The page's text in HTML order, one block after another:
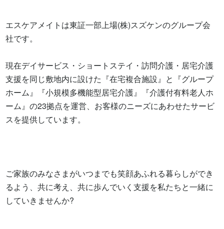
エスケアメイトは東証一部上場(株)スズケンのグループ会
社です。
現在デイサービス・ショートステイ・訪問介護・居宅介護
支援を同じ敷地内に設けた『在宅複合施設』と『グループ
ホーム』『小規模多機能型居宅介護』『介護付有料老人ホ
ーム』の23拠点を運営、お客様のニーズにあわせたサービ
スを提供しています。
ご家族のみなさまがいつまでも笑顔あふれる暮らしができ
るよう、共に考え、共に歩んでいく支援を私たちと一緒に
していきませんか?